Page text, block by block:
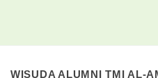
WISUDA ALUMNI TMI AL-